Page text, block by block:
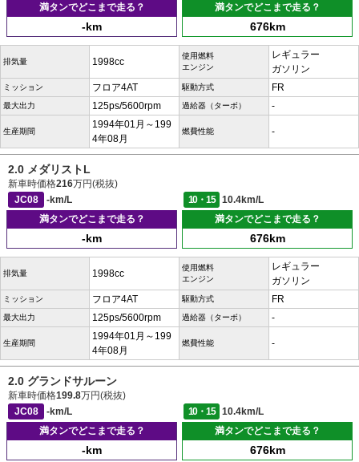
満タンでどこまで走る？
-km
満タンでどこまで走る？
676km
排気量 1998cc
使用燃料
エンジン
レギュラー
ガソリン
ミッション フロア4AT 駆動方式 FR
最大出力 125ps/5600rpm 過給器（ターボ） -
生産期間
1994年01月～199
4年08月
燃費性能 -
2.0 メダリストL
新車時価格216万円(税抜)
JC08
-km/L 10・15
10.4km/L
満タンでどこまで走る？
-km
満タンでどこまで走る？
676km
排気量 1998cc
使用燃料
エンジン
レギュラー
ガソリン
ミッション フロア4AT 駆動方式 FR
最大出力 125ps/5600rpm 過給器（ターボ） -
生産期間
1994年01月～199
4年08月
燃費性能 -
2.0 グランドサルーン
新車時価格199.8万円(税抜)
JC08
-km/L 10・15
10.4km/L
満タンでどこまで走る？
-km
満タンでどこまで走る？
676km